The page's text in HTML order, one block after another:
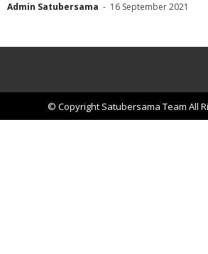
Admin Satubersama - 16 September 2021
© Copyright Satubersama Team All